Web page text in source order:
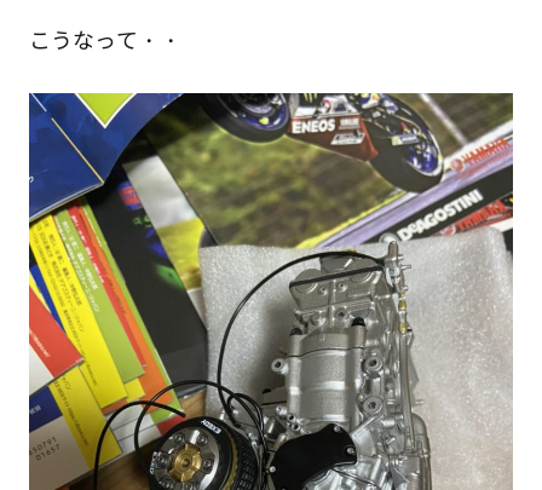
こうなって・・